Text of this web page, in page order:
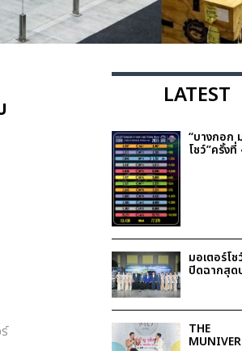
LATEST
“บางกอก
โชว์”ครั้งที่
มอเตอร์โ
ปิดฉากสุด
รางวัล
Draw รวม
กว่า 1.9 ล้
THE